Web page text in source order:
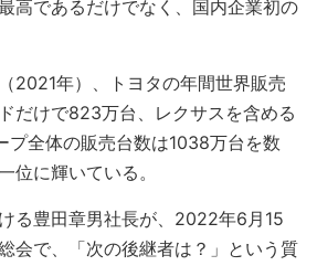
高であるだけでなく、国内企業初の
2021年）、トヨタの年間世界販売
だけで823万台、レクサスを含める
プ全体の販売台数は1038万台を数
位に輝いている。
る豊田章男社長が、2022年6月15
会で、「次の後継者は？」という質